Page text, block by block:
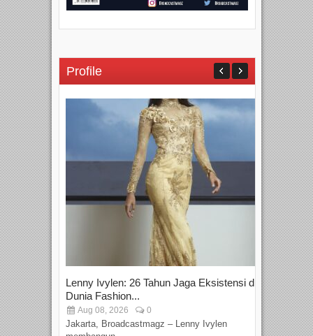
Profile
Lenny Ivylen: 26 Tahun Jaga Eksistensi di
Dunia Fashion...
Aug 08, 2026 0
Jakarta, Broadcastmagz – Lenny Ivylen